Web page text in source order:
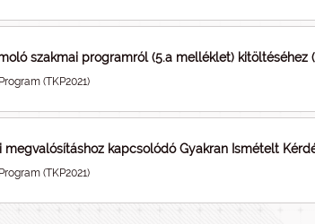
szakmai programról (5.a melléklet) kitöltéséhez
(TKP2021)
kapcsolódó Gyakran Ismételt
(TKP2021)